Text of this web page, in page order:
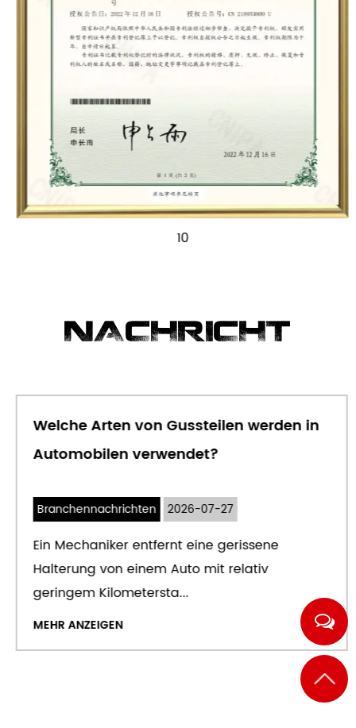
10
NACHRICHT
Welche Arten von Gussteilen werden in
Automobilen verwendet?
Branchennachrichten 2026-07-27
Ein Mechaniker entfernt eine gerissene
Halterung von einem Auto mit relativ
geringem Kilometersta...
MEHR ANZEIGEN